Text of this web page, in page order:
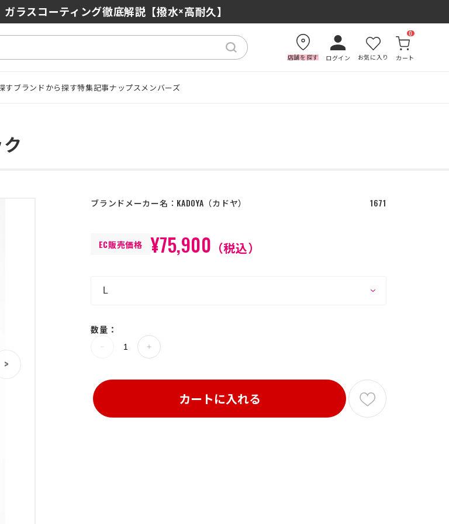
ラスコーティング徹底解説【撥水×高耐久】
パ最強インカムはどっち？初心者にもおすすめの理由
店舗を探す ログイン お気に入り カート
0
すブランドから探す特集記事ナップスメンバーズ
>
ブランドメーカー名： KADOYA カドヤ 1671
EC販売価格 ¥75,900 （税込）
数量：
カートに入れる